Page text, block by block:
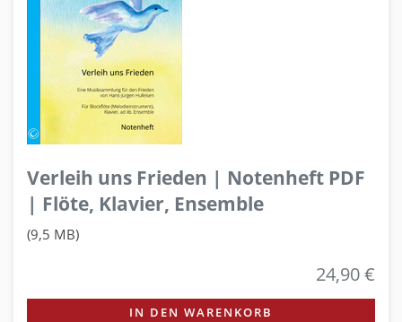
Verleih uns Frieden | Notenheft PDF
| Flöte, Klavier, Ensemble
(9,5 MB)
24,90 €
IN DEN WARENKORB